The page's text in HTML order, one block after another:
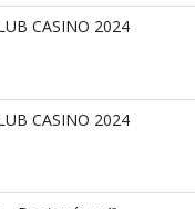
CASINO 2024
CASINO 2024